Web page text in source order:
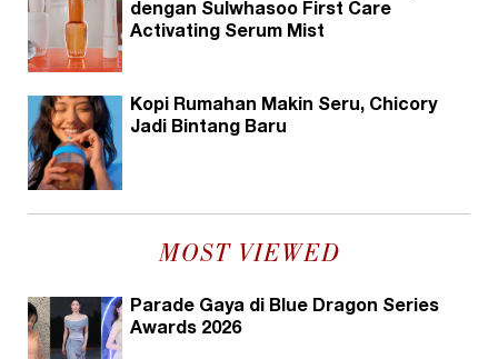
dengan Sulwhasoo First Care
Activating Serum Mist
Kopi Rumahan Makin Seru, Chicory
Jadi Bintang Baru
MOST VIEWED
Parade Gaya di Blue Dragon Series
Awards 2026